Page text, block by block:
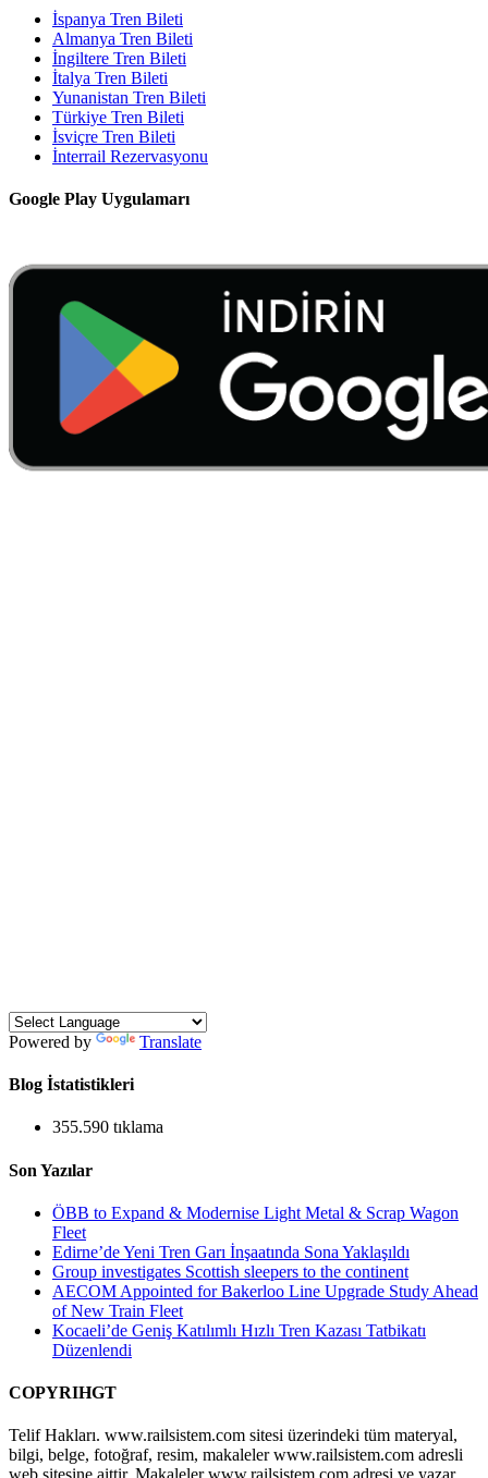
İspanya Tren Bileti
Almanya Tren Bileti
İngiltere Tren Bileti
İtalya Tren Bileti
Yunanistan Tren Bileti
Türkiye Tren Bileti
İsviçre Tren Bileti
İnterrail Rezervasyonu
Google Play Uygulamarı
Powered by Translate
Blog İstatistikleri
355.590 tıklama
Son Yazılar
ÖBB to Expand & Modernise Light Metal & Scrap Wagon
Fleet
Edirne’de Yeni Tren Garı İnşaatında Sona Yaklaşıldı
Group investigates Scottish sleepers to the continent
AECOM Appointed for Bakerloo Line Upgrade Study Ahead
of New Train Fleet
Kocaeli’de Geniş Katılımlı Hızlı Tren Kazası Tatbikatı
Düzenlendi
COPYRIHGT
Telif Hakları. www.railsistem.com sitesi üzerindeki tüm materyal,
bilgi, belge, fotoğraf, resim, makaleler www.railsistem.com adresli